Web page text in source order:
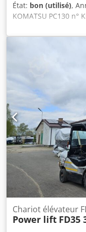
État: bon (utilisé),
KOMATSU PC130 n°
Chodpsyax Avsfx
année 2009 numéro
Chariot élévateur
Power lift FD35